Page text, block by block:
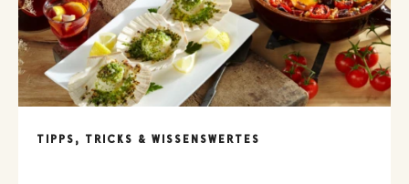
TIPPS, TRICKS & WISSENSWERTES